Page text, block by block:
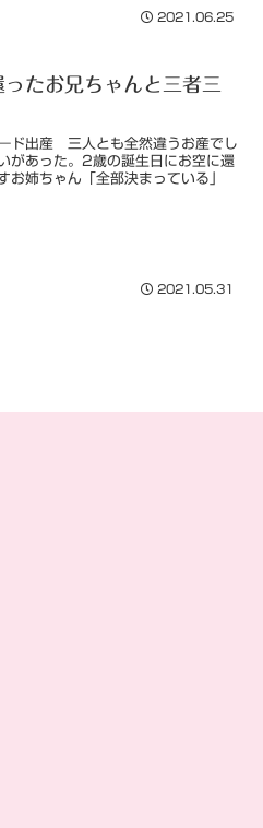
2021.06.25
たお兄ちゃんと三者三
ド出産 三人とも全然違うお産でし
があった。2歳の誕生日にお空に還
お姉ちゃん「全部決まっている」
2021.05.31